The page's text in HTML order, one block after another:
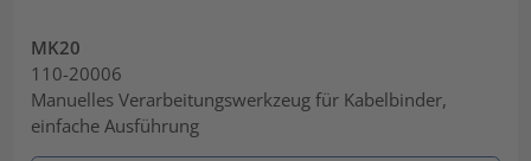
MK20
110-20006
Manuelles Verarbeitungswerkzeug für Kabelbinder,
einfache Ausführung